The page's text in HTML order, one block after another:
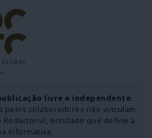
livre e independente.
pelos colaboradores não vinculam
Redactorial, entidade que define a
informativa.